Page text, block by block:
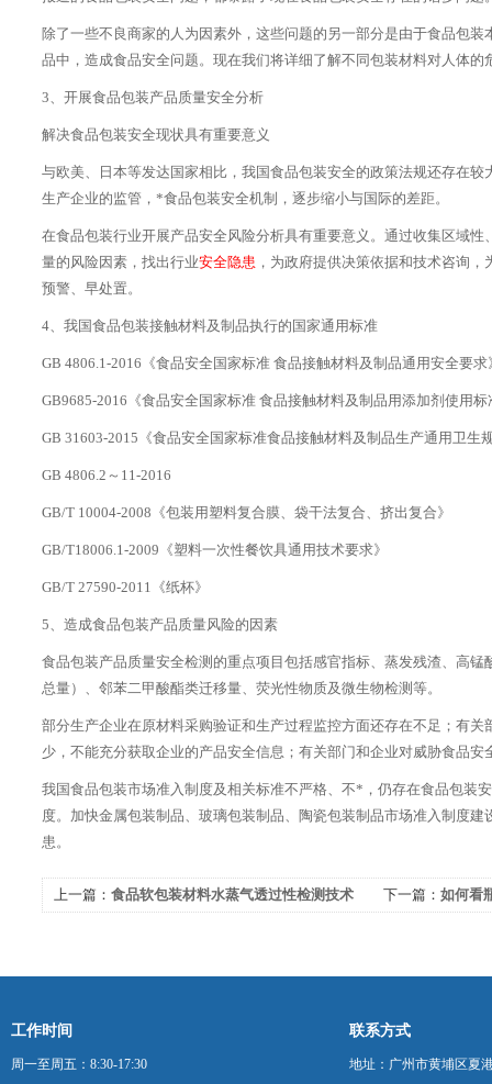
除了一些不良商家的人为因素外，这些问题的另一部分是由于食品包
品中，造成食品安全问题。现在我们将详细了解不同包装材料对人体的
3、开展食品包装产品质量安全分析
解决食品包装安全现状具有重要意义
与欧美、日本等发达国家相比，我国食品包装安全的政策法规还存在
生产企业的监管，*食品包装安全机制，逐步缩小与国际的差距。
在食品包装行业开展产品安全风险分析具有重要意义。通过收集区域
量的风险因素，找出行业安全隐患 ，为政府提供决策依据和技术咨询
预警、早处置。
4、我国食品包装接触材料及制品执行的国家通用标准
GB 4806.1-2016《食品安全国家标准 食品接触材料及制品通用安全要求
GB9685-2016《食品安全国家标准 食品接触材料及制品用添加剂使用标
GB 31603-2015《食品安全国家标准食品接触材料及制品生产通用卫生
GB 4806.2～11-2016
GB/T 10004-2008《包装用塑料复合膜、袋干法复合、挤出复合》
GB/T18006.1-2009《塑料一次性餐饮具通用技术要求》
GB/T 27590-2011《纸杯》
5、造成食品包装产品质量风险的因素
食品包装产品质量安全检测的重点项目包括感官指标、蒸发残渣、高
总量）、邻苯二甲酸酯类迁移量、荧光性物质及微生物检测等。
部分生产企业在原材料采购验证和生产过程监控方面还存在不足；有
少，不能充分获取企业的产品安全信息；有关部门和企业对威胁食品
我国食品包装市场准入制度及相关标准不严格、不*，仍存在食品包装
度。加快金属包装制品、玻璃包装制品、陶瓷包装制品市场准入制度
患。
上一篇： 食品软包装材料水蒸气透过性检测技术
下一篇： 如何看
工作时间
周一至周五：8:30-17:30
联系方式
地址：广州市黄埔区夏